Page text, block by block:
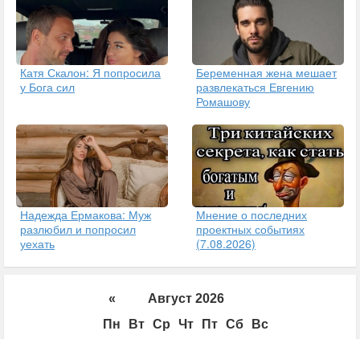
Катя Скалон: Я попросила
у Бога сил
Беременная жена мешает
развлекаться Евгению
Ромашову
Надежда Ермакова: Муж
разлюбил и попросил
уехать
Мнение о последних
проектных событиях
(7.08.2026)
«
Август 2026
Пн
Вт Ср Чт Пт Сб Вс